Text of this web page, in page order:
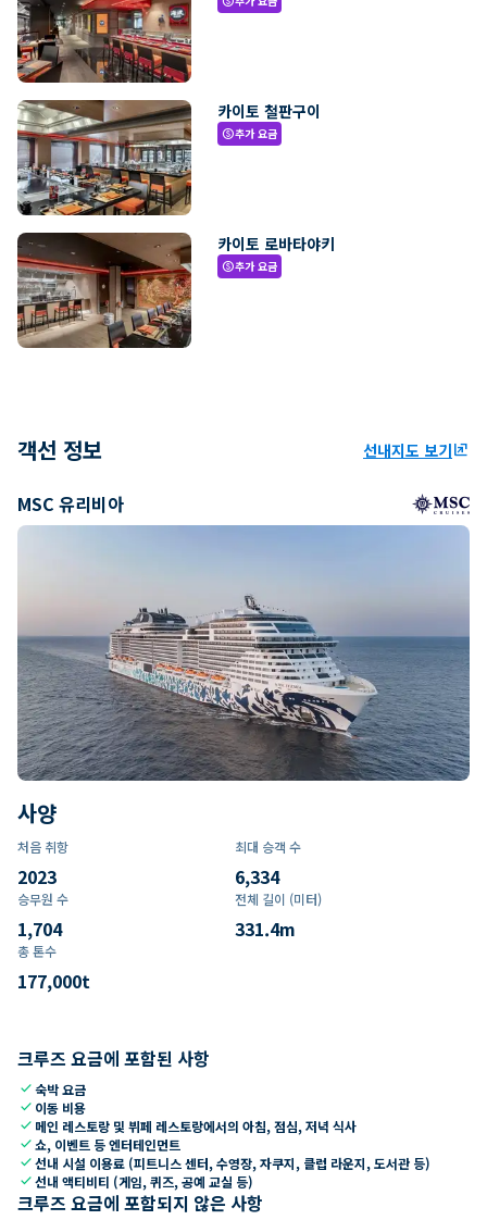
카이토 철판구이
paid추가 요금
카이토 로바타야키
paid추가 요금
객선 정보 선내지도 보기ungroup
MSC 유리비아
사양
처음 취항
2023
최대 승객 수
6,334
승무원 수
1,704
전체 길이 (미터)
331.4m
총 톤수
177,000t
크루즈 요금에 포함된 사항
check숙박 요금
check 이동 비용
check 메인 레스토랑 및 뷔페 레스토랑에서의 아침, 점심, 저녁 식사
check쇼, 이벤트 등 엔터테인먼트
check선내 시설 이용료 (피트니스 센터, 수영장, 자쿠지, 클럽 라운지, 도서관 등)
check선내 액티비티 (게임, 퀴즈, 공예 교실 등)
크루즈 요금에 포함되지 않은 사항